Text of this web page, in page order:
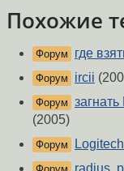
Похожие
Форум где
Форум ircii
Форум
(2005)
Форум
radius,